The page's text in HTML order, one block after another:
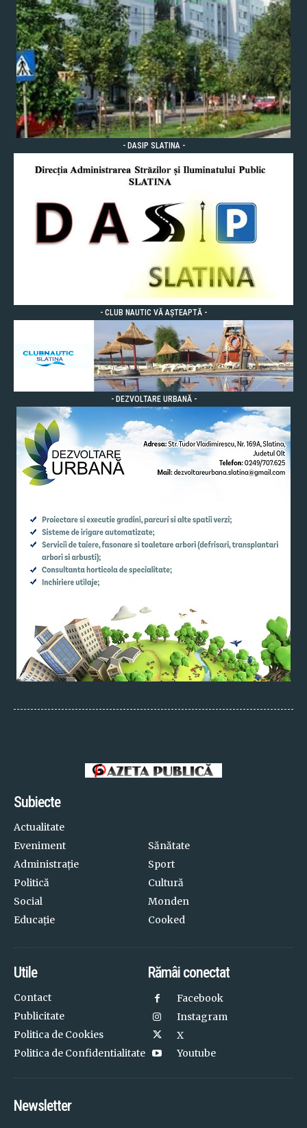
- DASIP SLATINA -
- CLUB NAUTIC VĂ AȘTEAPTĂ -
- DEZVOLTARE URBANĂ -
Subiecte
Actualitate
Eveniment
Administrație
Politică
Social
Educație
Sănătate
Sport
Cultură
Monden
Cooked
Utile
Contact
Publicitate
Politica de Cookies
Politica de Confidentialitate
Rămâi conectat
Facebook
Instagram
X
Youtube
Newsletter